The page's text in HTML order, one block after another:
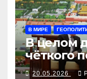
В МИРЕ
В целом
чёткого
20.05.2026